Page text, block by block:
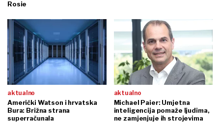
Rosie
aktualno
Američki Watson i hrvatska
Bura: Brižna strana
superračunala
aktualno
Michael Paier: Umjetna
inteligencija pomaže ljudima,
ne zamjenjuje ih strojevima